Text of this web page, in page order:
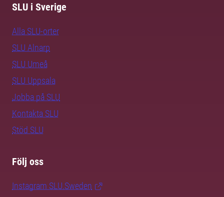
SLU i Sverige
Alla SLU-orter
SLU Alnarp
SLU Umeå
SLU Uppsala
Jobba på SLU
Kontakta SLU
Stöd SLU
Följ oss
Instagram SLU.Sweden